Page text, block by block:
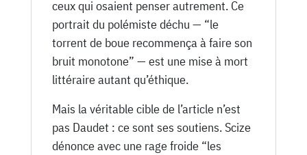
ceux qui osaient penser autrement. Ce
portrait du polémiste déchu — “le
torrent de boue recommença à faire son
bruit monotone” — est une mise à mort
littéraire autant qu’éthique.
Mais la véritable cible de l’article n’est
pas Daudet : ce sont ses soutiens. Scize
dénonce avec une rage froide “les